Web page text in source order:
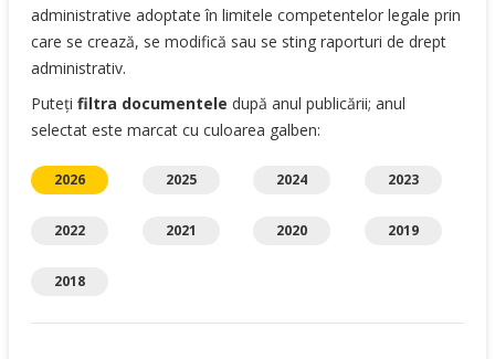
administrative adoptate în limitele competentelor legale prin
care se crează, se modifică sau se sting raporturi de drept
administrativ.
Puteți filtra documentele după anul publicării; anul
selectat este marcat cu culoarea galben:
2026 2025 2024 2023
2022 2021 2020 2019
2018